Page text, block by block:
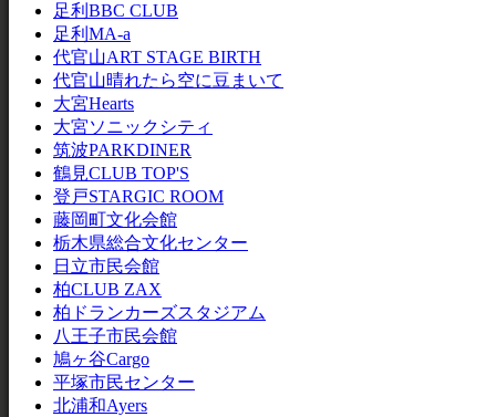
足利BBC CLUB
足利MA-a
代官山ART STAGE BIRTH
代官山晴れたら空に豆まいて
大宮Hearts
大宮ソニックシティ
筑波PARKDINER
鶴見CLUB TOP'S
登戸STARGIC ROOM
藤岡町文化会館
栃木県総合文化センター
日立市民会館
柏CLUB ZAX
柏ドランカーズスタジアム
八王子市民会館
鳩ヶ谷Cargo
平塚市民センター
北浦和Ayers